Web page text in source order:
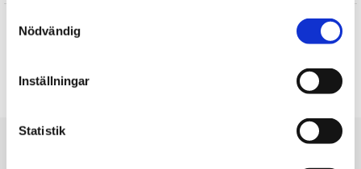
Nödvändig
Inställningar
Statistik